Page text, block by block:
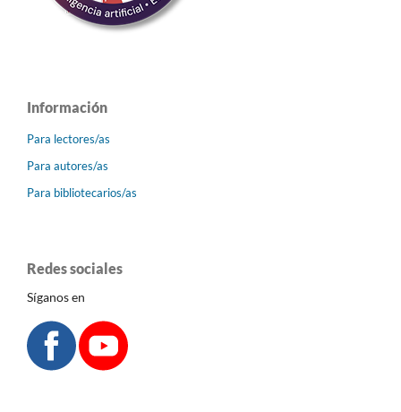
Información
Para lectores/as
Para autores/as
Para bibliotecarios/as
Redes sociales
Síganos en